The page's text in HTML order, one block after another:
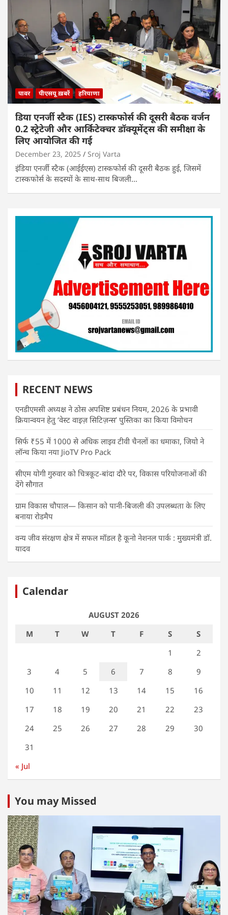
पावर पीएसयू ख़बरें हरियाणा
डिया एनर्जी स्टैक (IES) टास्कफोर्स की दूसरी बैठक वर्जन
0.2 स्ट्रेटेजी और आर्किटेक्चर डॉक्यूमेंट्स की समीक्षा के
लिए आयोजित की गई
December 23, 2025 Sroj Varta
इंडिया एनर्जी स्टैक (आईईएस) टास्कफोर्स की दूसरी बैठक हुई, जिसमें
टास्कफोर्स के सदस्यों के साथ-साथ बिजली…
RECENT NEWS
एनडीएमसी अध्यक्ष ने ठोस अपशिष्ट प्रबंधन नियम, 2026 के प्रभावी
क्रियान्वयन हेतु ‘वेस्ट वाइज़ सिटिज़न्स’ पुस्तिका का किया विमोचन
सिर्फ ₹55 में 1000 से अधिक लाइव टीवी चैनलों का धमाका, जियो ने
लॉन्च किया नया JioTV Pro Pack
सीएम योगी गुरुवार को चित्रकूट-बांदा दौरे पर, विकास परियोजनाओं की
देंगे सौगात
ग्राम विकास चौपाल— किसान को पानी-बिजली की उपलब्धता के लिए
बनाया रोडमैप
वन्य जीव संरक्षण क्षेत्र में सफल मॉडल है कूनो नेशनल पार्क : मुख्यमंत्री डॉ.
यादव
Calendar
AUGUST 2026
M
T W T F S
S
1
2
3
4 5 6 7 8
9
10
11 12 13 14 15
16
17
18 19 20 21 22
23
24
25 26 27 28 29
30
31
« Jul
You may Missed